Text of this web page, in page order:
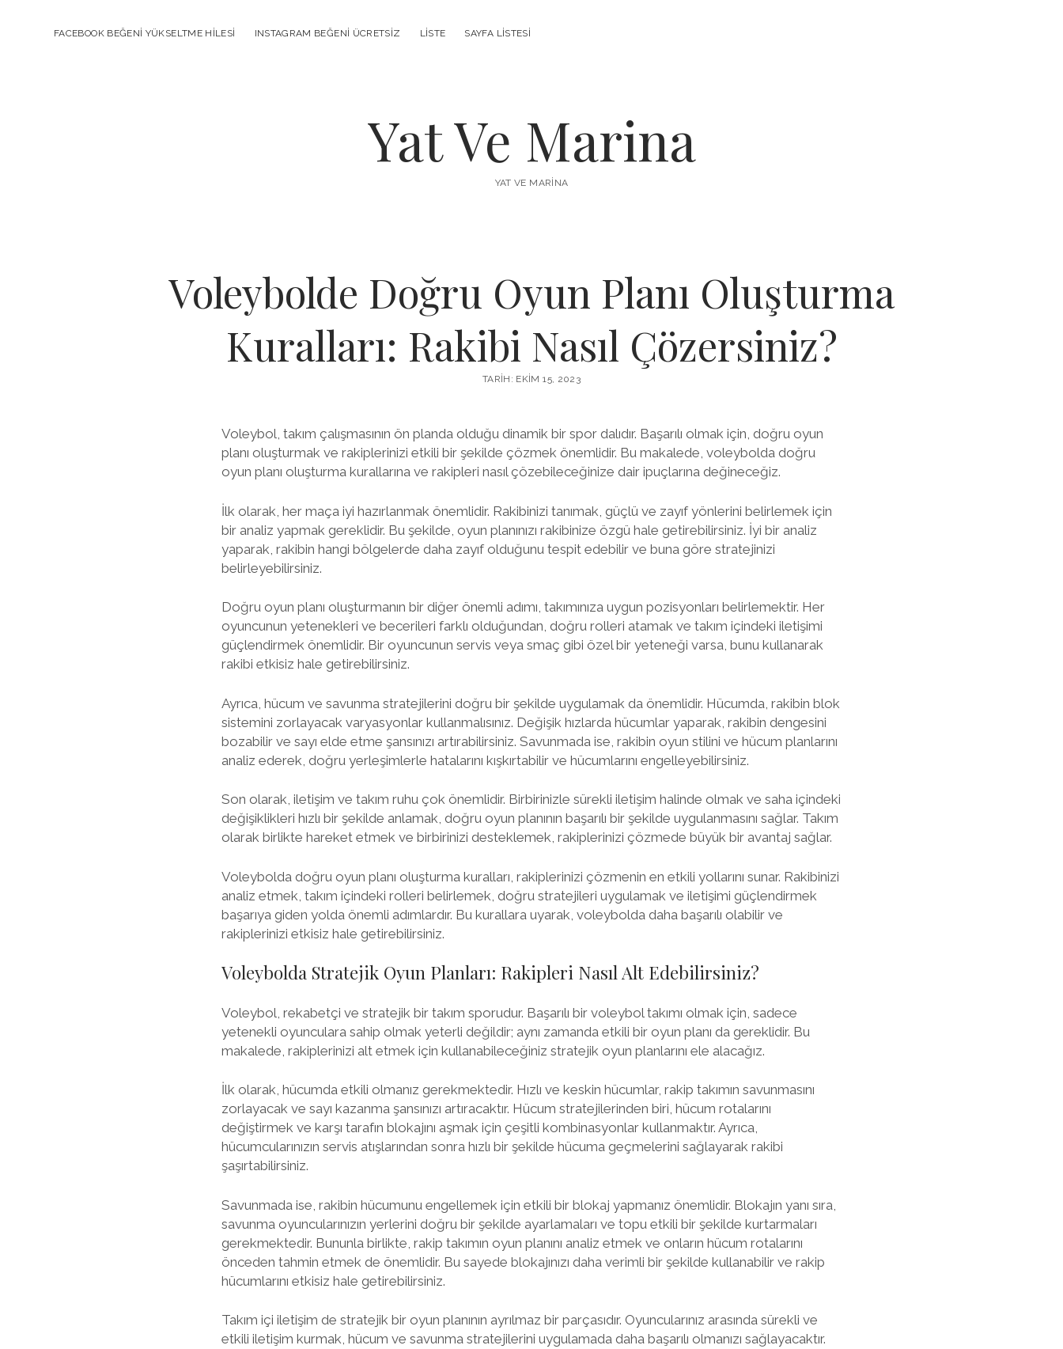
FACEBOOK BEĞENI YÜKSELTME HILESI INSTAGRAM BEĞENI ÜCRETSIZ LISTE SAYFA LISTESI
Yat Ve Marina
YAT VE MARINA
Voleybolde Doğru Oyun Planı Oluşturma
Kuralları: Rakibi Nasıl Çözersiniz?
TARIH: EKIM 15, 2023
Voleybol, takım çalışmasının ön planda olduğu dinamik bir spor dalıdır. Başarılı olmak için, doğru oyun
planı oluşturmak ve rakiplerinizi etkili bir şekilde çözmek önemlidir. Bu makalede, voleybolda doğru
oyun planı oluşturma kurallarına ve rakipleri nasıl çözebileceğinize dair ipuçlarına değineceğiz.
İlk olarak, her maça iyi hazırlanmak önemlidir. Rakibinizi tanımak, güçlü ve zayıf yönlerini belirlemek için
bir analiz yapmak gereklidir. Bu şekilde, oyun planınızı rakibinize özgü hale getirebilirsiniz. İyi bir analiz
yaparak, rakibin hangi bölgelerde daha zayıf olduğunu tespit edebilir ve buna göre stratejinizi
belirleyebilirsiniz.
Doğru oyun planı oluşturmanın bir diğer önemli adımı, takımınıza uygun pozisyonları belirlemektir. Her
oyuncunun yetenekleri ve becerileri farklı olduğundan, doğru rolleri atamak ve takım içindeki iletişimi
güçlendirmek önemlidir. Bir oyuncunun servis veya smaç gibi özel bir yeteneği varsa, bunu kullanarak
rakibi etkisiz hale getirebilirsiniz.
Ayrıca, hücum ve savunma stratejilerini doğru bir şekilde uygulamak da önemlidir. Hücumda, rakibin blok
sistemini zorlayacak varyasyonlar kullanmalısınız. Değişik hızlarda hücumlar yaparak, rakibin dengesini
bozabilir ve sayı elde etme şansınızı artırabilirsiniz. Savunmada ise, rakibin oyun stilini ve hücum planlarını
analiz ederek, doğru yerleşimlerle hatalarını kışkırtabilir ve hücumlarını engelleyebilirsiniz.
Son olarak, iletişim ve takım ruhu çok önemlidir. Birbirinizle sürekli iletişim halinde olmak ve saha içindeki
değişiklikleri hızlı bir şekilde anlamak, doğru oyun planının başarılı bir şekilde uygulanmasını sağlar. Takım
olarak birlikte hareket etmek ve birbirinizi desteklemek, rakiplerinizi çözmede büyük bir avantaj sağlar.
Voleybolda doğru oyun planı oluşturma kuralları, rakiplerinizi çözmenin en etkili yollarını sunar. Rakibinizi
analiz etmek, takım içindeki rolleri belirlemek, doğru stratejileri uygulamak ve iletişimi güçlendirmek
başarıya giden yolda önemli adımlardır. Bu kurallara uyarak, voleybolda daha başarılı olabilir ve
rakiplerinizi etkisiz hale getirebilirsiniz.
Voleybolda Stratejik Oyun Planları: Rakipleri Nasıl Alt Edebilirsiniz?
Voleybol, rekabetçi ve stratejik bir takım sporudur. Başarılı bir voleybol takımı olmak için, sadece
yetenekli oyunculara sahip olmak yeterli değildir; aynı zamanda etkili bir oyun planı da gereklidir. Bu
makalede, rakiplerinizi alt etmek için kullanabileceğiniz stratejik oyun planlarını ele alacağız.
İlk olarak, hücumda etkili olmanız gerekmektedir. Hızlı ve keskin hücumlar, rakip takımın savunmasını
zorlayacak ve sayı kazanma şansınızı artıracaktır. Hücum stratejilerinden biri, hücum rotalarını
değiştirmek ve karşı tarafın blokajını aşmak için çeşitli kombinasyonlar kullanmaktır. Ayrıca,
hücumcularınızın servis atışlarından sonra hızlı bir şekilde hücuma geçmelerini sağlayarak rakibi
şaşırtabilirsiniz.
Savunmada ise, rakibin hücumunu engellemek için etkili bir blokaj yapmanız önemlidir. Blokajın yanı sıra,
savunma oyuncularınızın yerlerini doğru bir şekilde ayarlamaları ve topu etkili bir şekilde kurtarmaları
gerekmektedir. Bununla birlikte, rakip takımın oyun planını analiz etmek ve onların hücum rotalarını
önceden tahmin etmek de önemlidir. Bu sayede blokajınızı daha verimli bir şekilde kullanabilir ve rakip
hücumlarını etkisiz hale getirebilirsiniz.
Takım içi iletişim de stratejik bir oyun planının ayrılmaz bir parçasıdır. Oyuncularınız arasında sürekli ve
etkili iletişim kurmak, hücum ve savunma stratejilerini uygulamada daha başarılı olmanızı sağlayacaktır.